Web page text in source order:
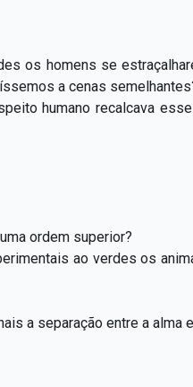
os homens se
a cenas
humano recalcava
ordem superior?
ao verdes os
a separação entre a alma